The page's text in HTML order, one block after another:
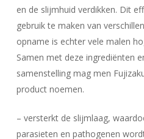
en de slijmhuid verdikken. Dit
gebruik te maken van
opname is echter vele malen
Samen met deze ingrediënten
samenstelling mag men
product noemen.
– versterkt de slijmlaag,
parasieten en pathogenen